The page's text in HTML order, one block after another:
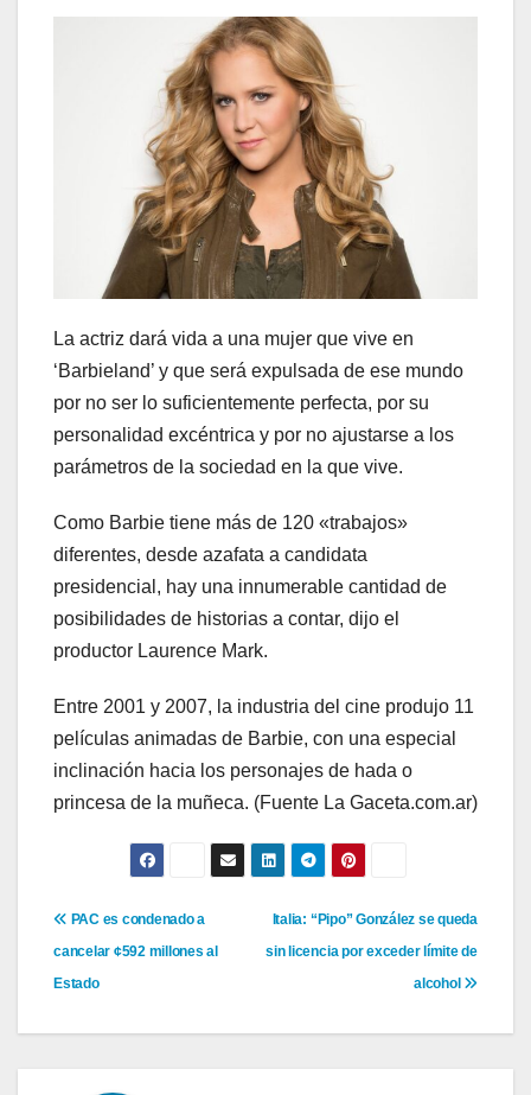
La actriz dará vida a una mujer que vive en
‘Barbieland’ y que será expulsada de ese mundo
por no ser lo suficientemente perfecta, por su
personalidad excéntrica y por no ajustarse a los
parámetros de la sociedad en la que vive.
Como Barbie tiene más de 120 «trabajos»
diferentes, desde azafata a candidata
presidencial, hay una innumerable cantidad de
posibilidades de historias a contar, dijo el
productor Laurence Mark.
Entre 2001 y 2007, la industria del cine produjo 11
películas animadas de Barbie, con una especial
inclinación hacia los personajes de hada o
princesa de la muñeca. (Fuente La Gaceta.com.ar)
Navegación
de
entradas
Italia: “Pipo” González se queda
sin licencia por exceder límite de
alcohol
PAC es condenado a
cancelar ¢592 millones al
Estado